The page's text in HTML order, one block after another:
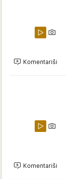
Komentariši
Komentariši